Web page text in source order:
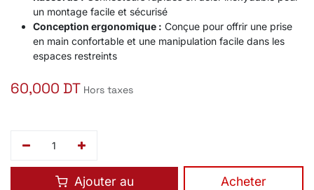
un montage facile et sécurisé
Conception ergonomique : Conçue pour offrir une prise
en main confortable et une manipulation facile dans les
espaces restreints
60,000 DT Hors taxes
Ajouter au
​Acheter